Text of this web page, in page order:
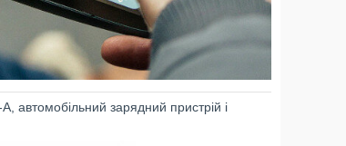
автомобільний зарядний пристрій і